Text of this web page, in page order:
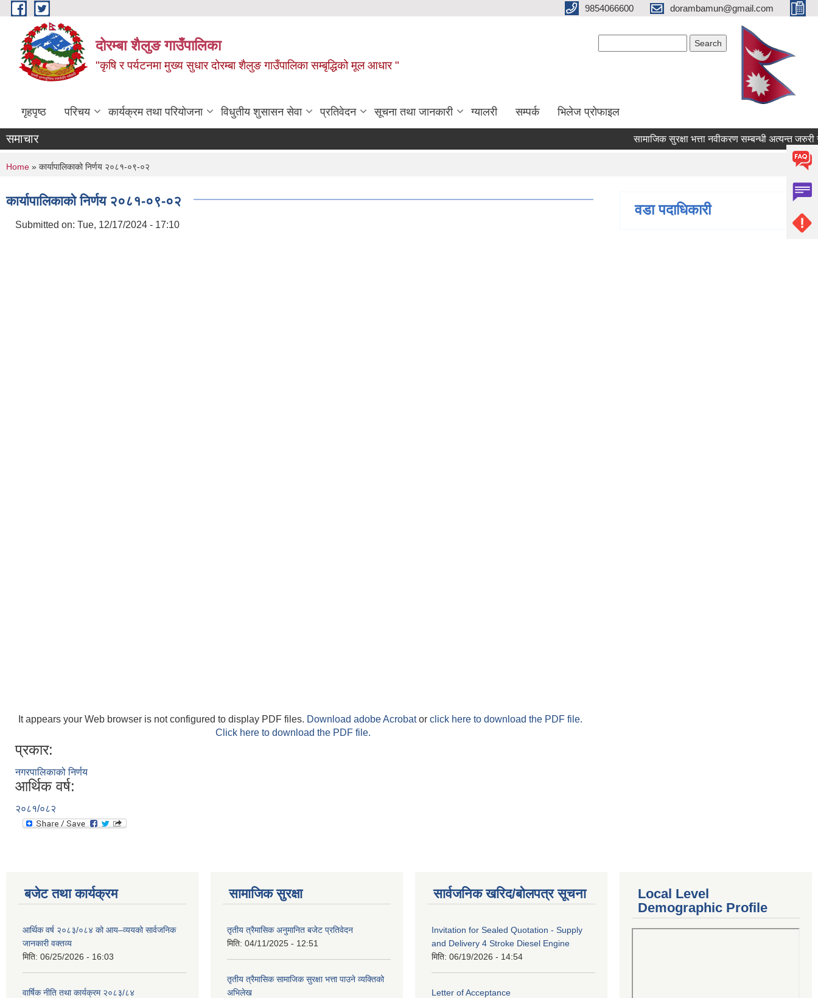
Skip to main content 9854066600 dorambamun@gmail.com
दोरम्बा शैलुङ गाउँपालिका
"कृषि र पर्यटनमा मुख्य सुधार दोरम्बा शैलुङ गाउँपालिका सम्बृद्धिको मूल आधार "
गृहपृष्ठ परिचय कार्यक्रम तथा परियोजना विधुतीय शुसासन सेवा प्रतिवेदन सूचना तथा जानकारी ग्यालरी सम्पर्क भिलेज प्रोफाइल
समाचार सामाजिक सुरक्षा भत्ता नवीकरण सम्बन्धी अत्यन्त जरुरी
You are here
Home » कार्यापालिकाको निर्णय २०८१-०९-०२
कार्यापालिकाको निर्णय २०८१-०९-०२
Submitted on: Tue, 12/17/2024 - 17:10
It appears your Web browser is not configured to display PDF files. Download adobe Acrobator click here to download the PDF file.
Click here to download the PDF file.
प्रकार:
नगरपालिकाको निर्णय
आर्थिक वर्ष:
२०८१/०८२
वडा पदाधिकारी
बजेट तथा कार्यक्रम
आर्थिक वर्ष २०८३/०८४ को आय–व्ययको सार्वजनिक
जानकारी वक्तव्य
मिति: 06/25/2026 - 16:03
वार्षिक नीति तथा कार्यक्रम २०८३/८४
सामाजिक सुरक्षा
तृतीय त्रैमासिक अनुमानित बजेट प्रतिवेदन
मिति: 04/11/2025 - 12:51
तृतीय त्रैमासिक सामाजिक सुरक्षा भत्ता पाउने व्यक्तिको
अभिलेख
सार्वजनिक खरिद/बोलपत्र सूचना
Invitation for Sealed Quotation - Supply
and Delivery 4 Stroke Diesel Engine
मिति: 06/19/2026 - 14:54
Letter of Acceptance
Local Level
Demographic Profile